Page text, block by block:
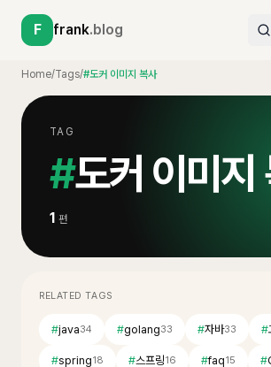
F frank.blog
Home/Tags/#도커 이미지 복사
TAG
#도커 이미지
1 편
RELATED TAGS
#java34 #golang33 #자바33 #
#spring18 #스프링16 #faq15 #